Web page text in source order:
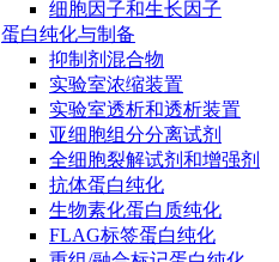
细胞因子和生长因子
蛋白纯化与制备
抑制剂混合物
实验室浓缩装置
实验室透析和透析装置
亚细胞组分分离试剂
全细胞裂解试剂和增强剂
抗体蛋白纯化
生物素化蛋白质纯化
FLAG标签蛋白纯化